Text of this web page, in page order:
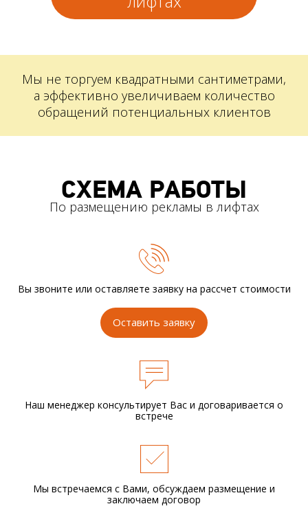
Мы не торгуем квадратными сантиметрами,
а эффективно увеличиваем количество
обращений потенциальных клиентов
СХЕМА РАБОТЫ
По размещению рекламы в лифтах
Вы звоните или оставляете заявку на рассчет стоимости
Оставить заявку
Наш менеджер консультирует Вас и договаривается о
встрече
Мы встречаемся с Вами, обсуждаем размещение и
заключаем договор